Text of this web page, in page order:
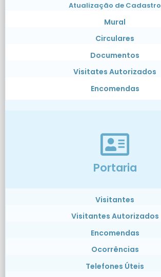
Atualização de Cadastro
Mural
Circulares
Documentos
Visitates Autorizados
Encomendas
Portaria
Visitantes
Visitantes Autorizados
Encomendas
Ocorrências
Telefones Úteis